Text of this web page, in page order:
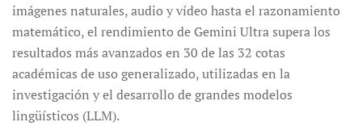
imágenes naturales, audio y vídeo hasta el razonamiento
matemático, el rendimiento de Gemini Ultra supera los
resultados más avanzados en 30 de las 32 cotas
académicas de uso generalizado, utilizadas en la
investigación y el desarrollo de grandes modelos
lingüísticos (LLM).